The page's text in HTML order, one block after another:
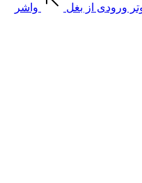
ورودی از بغل واشر